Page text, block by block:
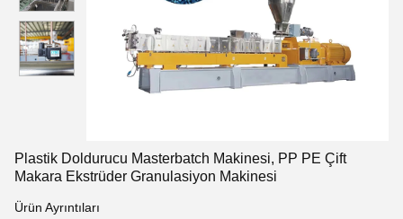
Plastik Doldurucu Masterbatch Makinesi, PP PE Çift
Makara Ekstrüder Granulasiyon Makinesi
Ürün Ayrıntıları